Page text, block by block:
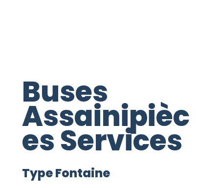
Buses
Assainipièc
es Services
Type Fontaine